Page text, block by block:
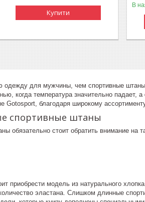
Купити
В
одежду для мужчины, чем спортивные
когда температура значительно
Gotosport, благодаря широкому
спортивные штаны
обязательно стоит обратить внимание на
приобрести модель из натурального
эластана. Слишком длинные